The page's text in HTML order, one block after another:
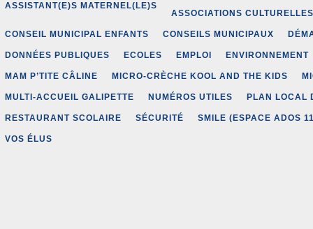
ASSISTANT(E)S MATERNEL(LE)S
ASSOCIATIONS CULTURELLES
CONSEIL MUNICIPAL ENFANTS CONSEILS MUNICIPAUX
DONNÉES PUBLIQUES ECOLES EMPLOI ENVIRONNEMENT
MAM P’TITE CÂLINE MICRO-CRÈCHE KOOL AND THE KIDS
MULTI-ACCUEIL GALIPETTE NUMÉROS UTILES PLAN LOCAL
RESTAURANT SCOLAIRE SÉCURITÉ SMILE (ESPACE ADOS
VOS ÉLUS